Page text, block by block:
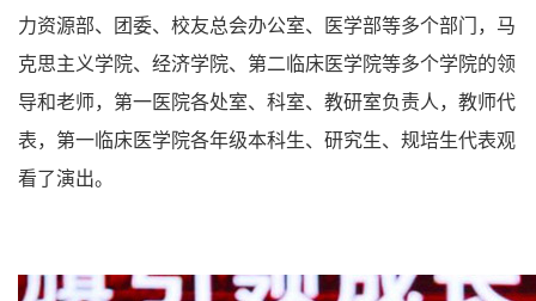
力资源部、团委、校友总会办公室、医学部等多个部门，马
克思主义学院、经济学院、第二临床医学院等多个学院的领
导和老师，第一医院各处室、科室、教研室负责人，教师代
表，第一临床医学院各年级本科生、研究生、规培生代表观
看了演出。